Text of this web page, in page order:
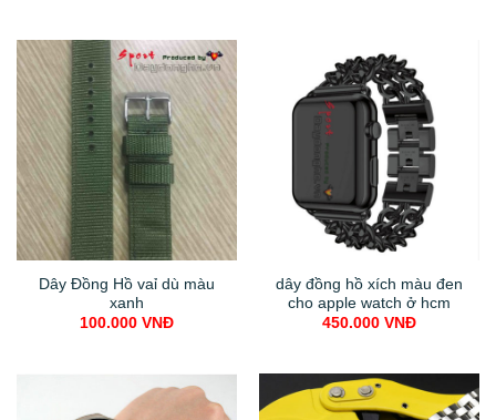
Dây Đồng Hồ vaỉ dù màu
xanh
100.000 VNĐ
dây đồng hồ xích màu đen
cho apple watch ở hcm
450.000 VNĐ